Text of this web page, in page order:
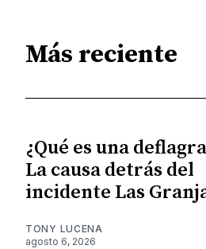
Más reciente
¿Qué es una
La causa detrás del
incidente Las
TONY LUCENA
agosto 6, 2026